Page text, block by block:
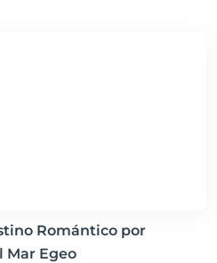
Romántico por
Mar Egeo